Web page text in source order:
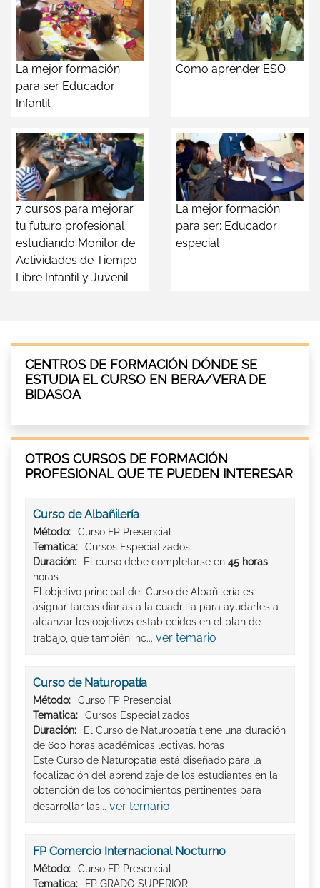
La mejor formación
para ser Educador
Infantil
Como aprender ESO
7 cursos para mejorar
tu futuro profesional
estudiando Monitor de
Actividades de Tiempo
Libre Infantil y Juvenil
La mejor formación
para ser: Educador
especial
CENTROS DE FORMACIÓN DÓNDE SE
ESTUDIA EL CURSO EN BERA/VERA DE
BIDASOA
OTROS CURSOS DE FORMACIÓN
PROFESIONAL QUE TE PUEDEN INTERESAR
Curso de Albañilería
Método:
Curso FP Presencial
Tematica:
Cursos Especializados
Duración:
El curso debe completarse en 45 horas.
horas
El objetivo principal del Curso de Albañilería es
asignar tareas diarias a la cuadrilla para ayudarles a
alcanzar los objetivos establecidos en el plan de
trabajo, que también inc... ver temario
Curso de Naturopatía
Método:
Curso FP Presencial
Tematica:
Cursos Especializados
Duración:
El Curso de Naturopatía tiene una duración
de 600 horas académicas lectivas. horas
Este Curso de Naturopatía está diseñado para la
focalización del aprendizaje de los estudiantes en la
obtención de los conocimientos pertinentes para
desarrollar las... ver temario
FP Comercio Internacional Nocturno
Método:
Curso FP Presencial
Tematica:
FP GRADO SUPERIOR